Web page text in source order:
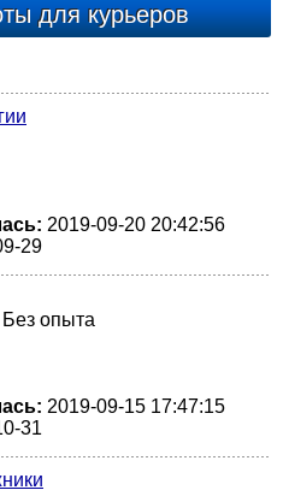
для курьеров
2019-09-20 20:42:56
29
Без опыта
2019-09-15 17:47:15
31